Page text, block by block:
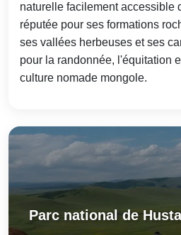
naturelle facilement accessible
réputée pour ses formations
ses vallées herbeuses et ses
pour la randonnée, l'équitation
culture nomade mongole.
Parc national de